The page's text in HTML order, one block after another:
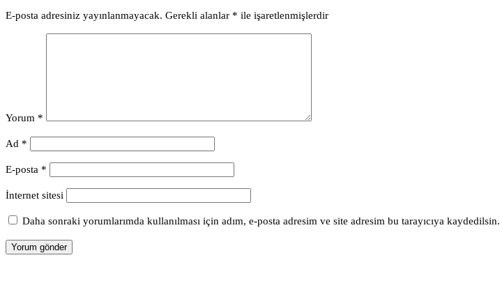
E-posta adresiniz yayınlanmayacak. Gerekli alanlar * ile işaretlenmişlerdir
Yorum *
Ad *
E-posta *
İnternet sitesi
Daha sonraki yorumlarımda kullanılması için adım, e-posta adresim ve site adresim bu tarayıcıya kaydedilsin.